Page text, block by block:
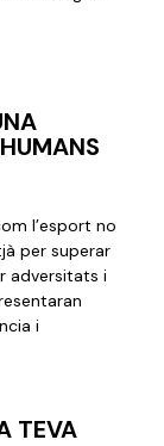
l’esport no
per superar
adversitats i
i
TEVA